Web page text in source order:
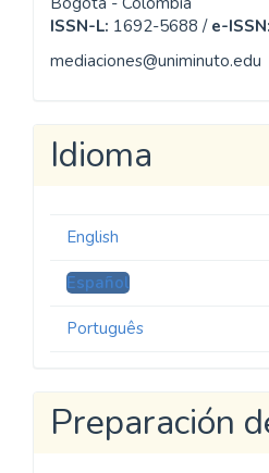
ISSN-L: 1692-5688 / e-ISSN:
mediaciones@uniminuto.edu
Idioma
English
Español
Português
Preparación